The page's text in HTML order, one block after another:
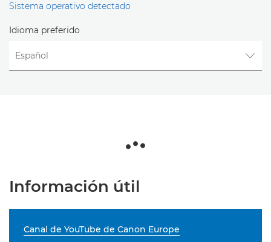
Sistema operativo detectado
Idioma preferido
Información útil
Canal de YouTube de Canon Europe